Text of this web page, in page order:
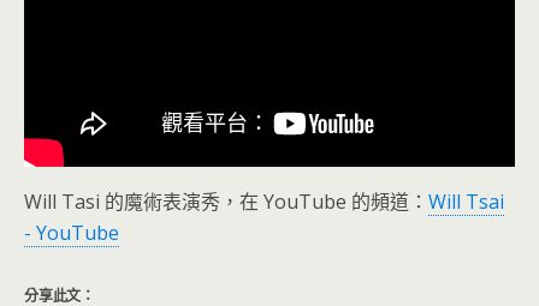
Will Tasi 的魔術表演秀，在 YouTube 的頻道： Will Tsai
- YouTube
分享此文：